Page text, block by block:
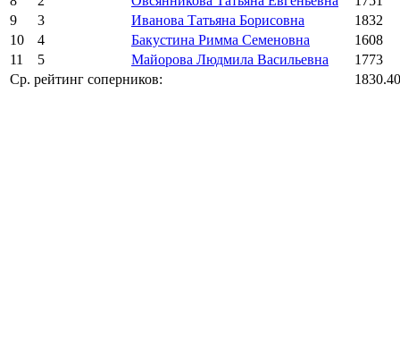
9
3 Иванова Татьяна Борисовна
1832
10
4 Бакустина Римма Семеновна
1608
11
5 Майорова Людмила Васильевна
1773
Ср. рейтинг соперников:
1830.40